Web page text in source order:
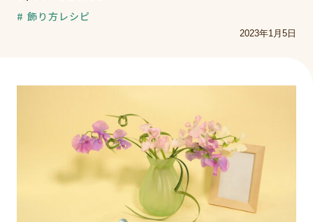
# 飾り方レシピ
2023年1月5日